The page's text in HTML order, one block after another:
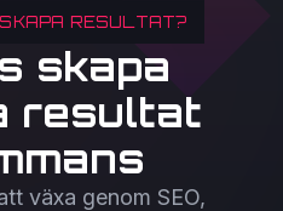
RESULTAT?
skapa
resultat
växa genom SEO,